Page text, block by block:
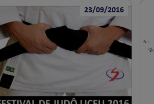
23/09/2016